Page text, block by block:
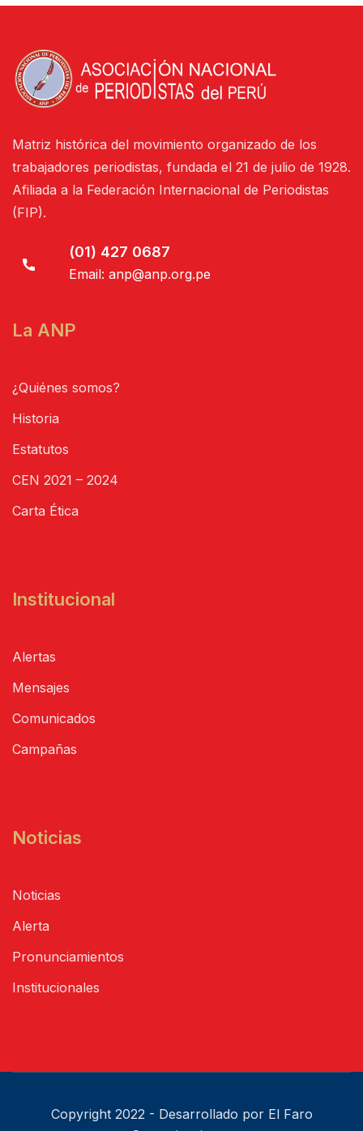
Matriz histórica del movimiento organizado de los
trabajadores periodistas, fundada el 21 de julio de 1928.
Afiliada a la Federación Internacional de Periodistas
(FIP).
(01) 427 0687
Email: anp@anp.org.pe
La ANP
¿Quiénes somos?
Historia
Estatutos
CEN 2021 – 2024
Carta Ética
Institucional
Alertas
Mensajes
Comunicados
Campañas
Noticias
Noticias
Alerta
Pronunciamientos
Institucionales
Copyright 2022 - Desarrollado por El Faro